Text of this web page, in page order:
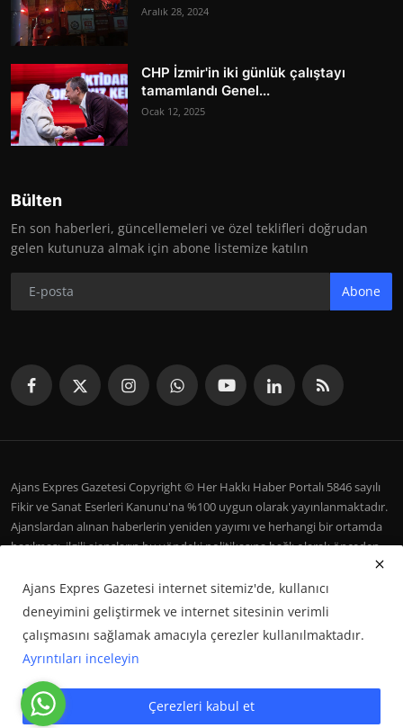
Aralık 28, 2024
CHP İzmir'in iki günlük çalıştayı
tamamlandı Genel...
Ocak 12, 2025
Bülten
En son haberleri, güncellemeleri ve özel teklifleri doğrudan
gelen kutunuza almak için abone listemize katılın
Abone
Ajans Expres Gazetesi Copyright © Her Hakkı Haber Portalı 5846 sayılı
Fikir ve Sanat Eserleri Kanunu'na %100 uygun olarak yayınlanmaktadır.
Ajanslardan alınan haberlerin yeniden yayımı ve herhangi bir ortamda
basılması, ilgili ajansların bu yöndeki politikasına bağlı olarak önceden
İletişim Şartlar ve Koşullar Çerez Politikası
Künye
Galeri
Ajans Expres Gazetesi internet sitemiz'de, kullanıcı
deneyimini geliştirmek ve internet sitesinin verimli
çalışmasını sağlamak amacıyla çerezler kullanılmaktadır.
Ayrıntıları inceleyin
Çerezleri kabul et
Google Haberler'de Bizi Takip Edin